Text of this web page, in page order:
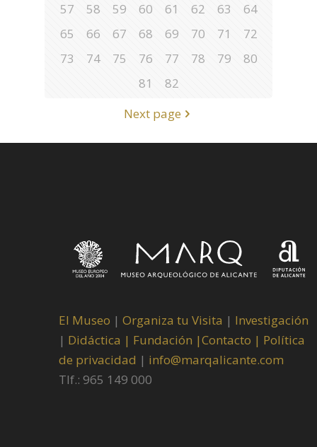
57
58 59 60 61 62 63
64
65
66 67 68 69 70 71
72
73
74 75 76 77 78 79
80
81
82
Next page
El Museo | Organiza tu Visita | Investigación
| Didáctica | Fundación |Contacto | Política
de privacidad | info@marqalicante.com
Tlf.: 965 149 000